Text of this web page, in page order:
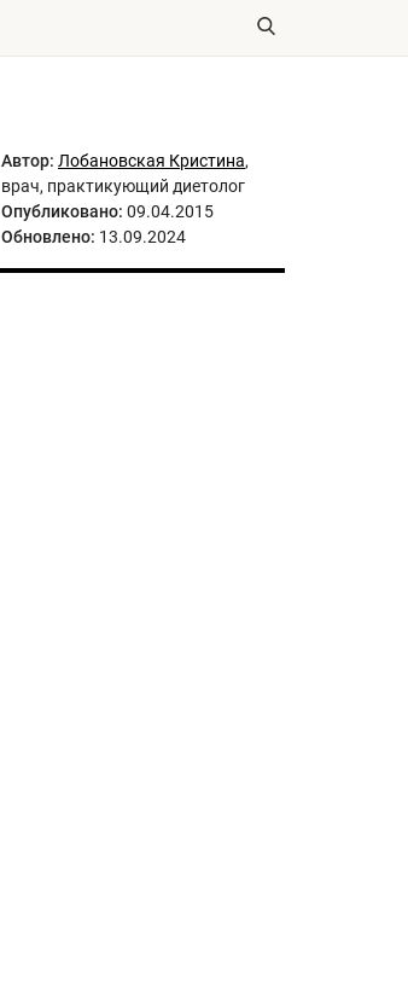
Автор: Лобановская Кристина,
врач, практикующий диетолог
Опубликовано: 09.04.2015
Обновлено: 13.09.2024